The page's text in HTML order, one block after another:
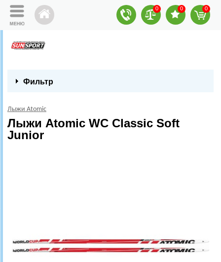
0 0 0
Фильтр
Лыжи Atomic
Лыжи Atomic WC Classic Soft
Junior